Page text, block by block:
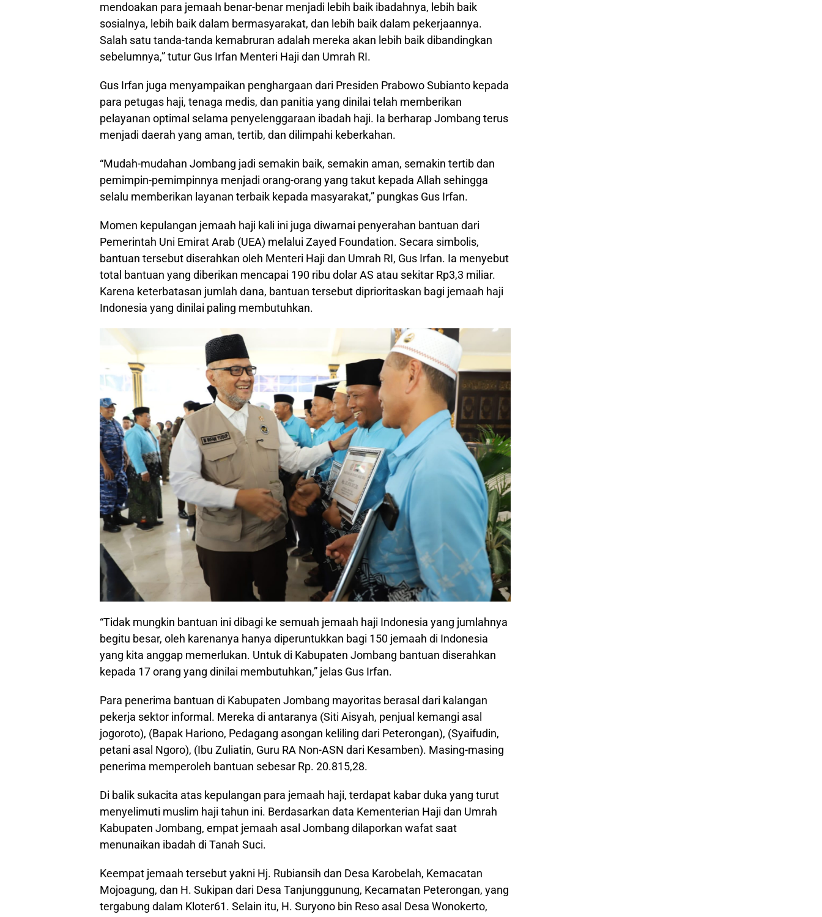
mendoakan para jemaah benar-benar menjadi lebih baik ibadahnya, lebih baik
sosialnya, lebih baik dalam bermasyarakat, dan lebih baik dalam pekerjaannya.
Salah satu tanda-tanda kemabruran adalah mereka akan lebih baik dibandingkan
sebelumnya,” tutur Gus Irfan Menteri Haji dan Umrah RI.
Gus Irfan juga menyampaikan penghargaan dari Presiden Prabowo Subianto kepada
para petugas haji, tenaga medis, dan panitia yang dinilai telah memberikan
pelayanan optimal selama penyelenggaraan ibadah haji. Ia berharap Jombang terus
menjadi daerah yang aman, tertib, dan dilimpahi keberkahan.
“Mudah-mudahan Jombang jadi semakin baik, semakin aman, semakin tertib dan
pemimpin-pemimpinnya menjadi orang-orang yang takut kepada Allah sehingga
selalu memberikan layanan terbaik kepada masyarakat,” pungkas Gus Irfan.
Momen kepulangan jemaah haji kali ini juga diwarnai penyerahan bantuan dari
Pemerintah Uni Emirat Arab (UEA) melalui Zayed Foundation. Secara simbolis,
bantuan tersebut diserahkan oleh Menteri Haji dan Umrah RI, Gus Irfan. Ia menyebut
total bantuan yang diberikan mencapai 190 ribu dolar AS atau sekitar Rp3,3 miliar.
Karena keterbatasan jumlah dana, bantuan tersebut diprioritaskan bagi jemaah haji
Indonesia yang dinilai paling membutuhkan.
“Tidak mungkin bantuan ini dibagi ke semuah jemaah haji Indonesia yang jumlahnya
begitu besar, oleh karenanya hanya diperuntukkan bagi 150 jemaah di Indonesia
yang kita anggap memerlukan. Untuk di Kabupaten Jombang bantuan diserahkan
kepada 17 orang yang dinilai membutuhkan,” jelas Gus Irfan.
Para penerima bantuan di Kabupaten Jombang mayoritas berasal dari kalangan
pekerja sektor informal. Mereka di antaranya (Siti Aisyah, penjual kemangi asal
jogoroto), (Bapak Hariono, Pedagang asongan keliling dari Peterongan), (Syaifudin,
petani asal Ngoro), (Ibu Zuliatin, Guru RA Non-ASN dari Kesamben). Masing-masing
penerima memperoleh bantuan sebesar Rp. 20.815,28.
Di balik sukacita atas kepulangan para jemaah haji, terdapat kabar duka yang turut
menyelimuti muslim haji tahun ini. Berdasarkan data Kementerian Haji dan Umrah
Kabupaten Jombang, empat jemaah asal Jombang dilaporkan wafat saat
menunaikan ibadah di Tanah Suci.
Keempat jemaah tersebut yakni Hj. Rubiansih dan Desa Karobelah, Kemacatan
Mojoagung, dan H. Sukipan dari Desa Tanjunggunung, Kecamatan Peterongan, yang
tergabung dalam Kloter61. Selain itu, H. Suryono bin Reso asal Desa Wonokerto,